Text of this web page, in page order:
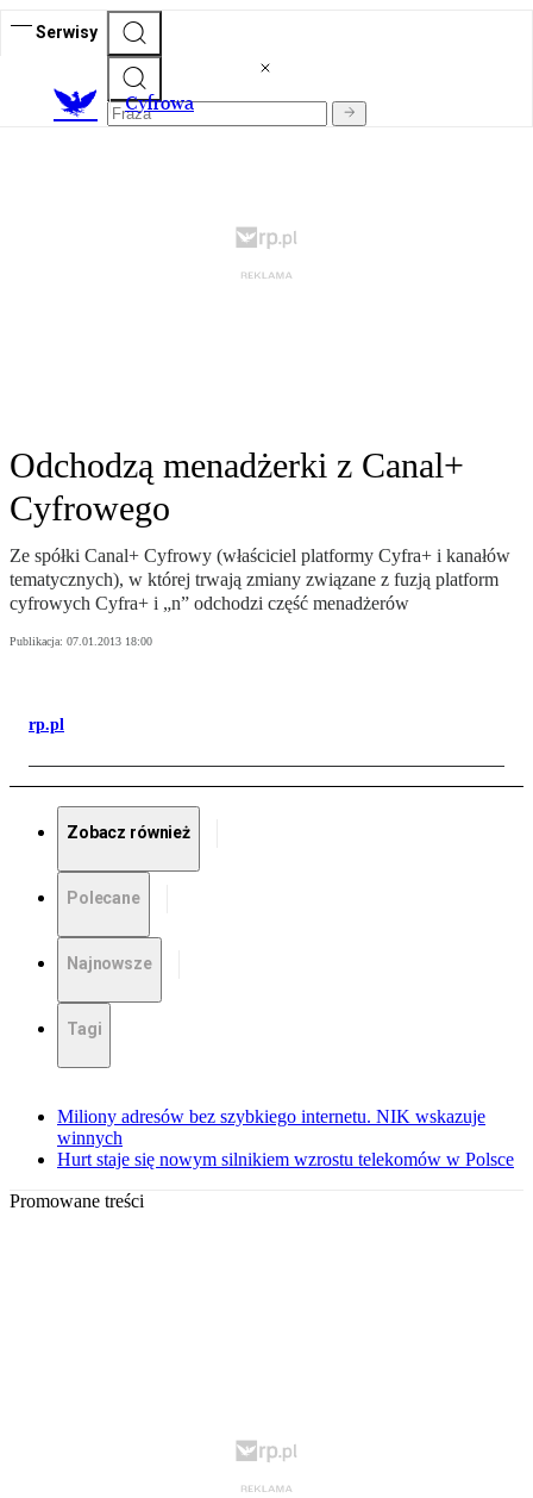
Serwisy
Cyfrowa
Odchodzą menadżerki z Canal+
Cyfrowego
Ze spółki Canal+ Cyfrowy (właściciel platformy Cyfra+ i kanałów
tematycznych), w której trwają zmiany związane z fuzją platform
cyfrowych Cyfra+ i „n” odchodzi część menadżerów
Publikacja: 07.01.2013 18:00
rp.pl
Zobacz również
Polecane
Najnowsze
Tagi
Miliony adresów bez szybkiego internetu. NIK wskazuje
winnych
Hurt staje się nowym silnikiem wzrostu telekomów w Polsce
Promowane treści